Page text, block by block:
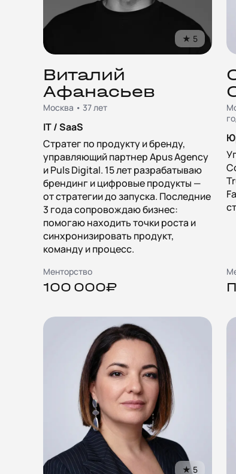
★ 5
Виталий
Афанасьев
Москва • 37 лет
IT / SaaS
Стратег по продукту и бренду,
управляющий партнер Apus Agency
и Puls Digital. 15 лет разрабатываю
брендинг и цифровые продукты —
от стратегии до запуска. Последние
3 года сопровождаю бизнес:
помогаю находить точки роста и
синхронизировать продукт,
команду и процесс.
Менторство
100 000₽
★5